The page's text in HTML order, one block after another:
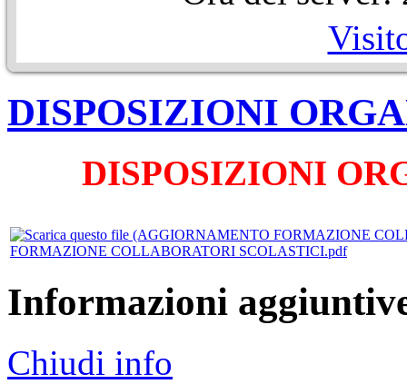
DISPOSIZIONI
DISPOSIZIONI
FORMAZIONE COLLABORATORI SCOLASTICI.pdf
Informazioni
Chiudi info